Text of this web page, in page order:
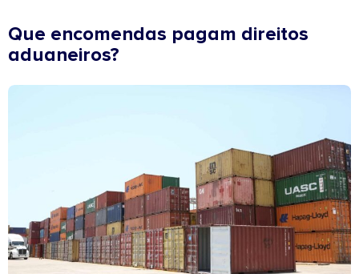
Que encomendas pagam direitos
aduaneiros?